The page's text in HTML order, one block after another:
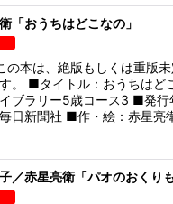
「おうちはどこなの」
の本は、絶版もしくは重版
。 ■タイトル：おうちはど
ブラリー5歳コース3 ■発
日新聞社 ■作・絵：赤星亮
／赤星亮衛「パオのおくり